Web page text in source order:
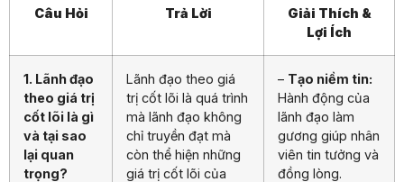
Câu Hỏi Trả Lời
Giải Thích &
Lợi Ích
1. Lãnh đạo
theo giá trị
cốt lõi là gì
và tại sao
lại quan
trọng?
Lãnh đạo theo giá
trị cốt lõi là quá trình
mà lãnh đạo không
chỉ truyền đạt mà
còn thể hiện những
giá trị cốt lõi của
– Tạo niềm tin:
Hành động của
lãnh đạo làm
gương giúp nhân
viên tin tưởng và
đồng lòng.